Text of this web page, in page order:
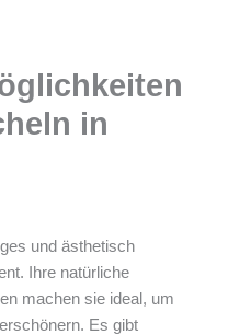
in
und ästhetisch
Ihre natürliche
machen sie ideal, um
Es gibt